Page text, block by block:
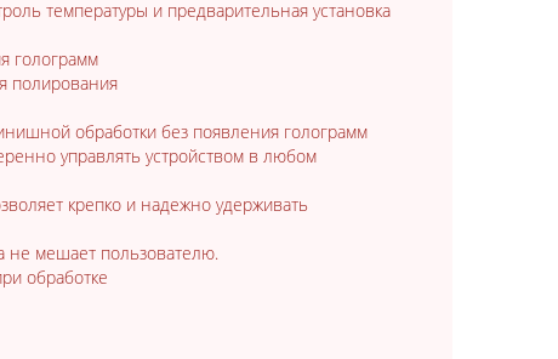
температуры и предварительная установка
голограмм
полирования
обработки без появления голограмм
управлять устройством в любом
крепко и надежно удерживать
не мешает пользователю.
обработке